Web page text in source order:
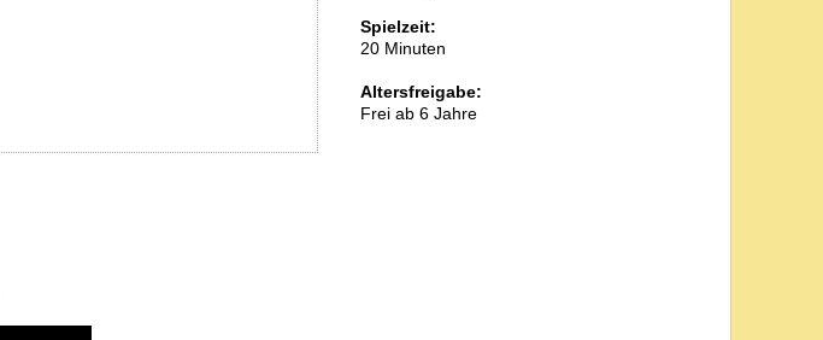
Spielzeit:
20 Minuten
Altersfreigabe:
Frei ab 6 Jahre